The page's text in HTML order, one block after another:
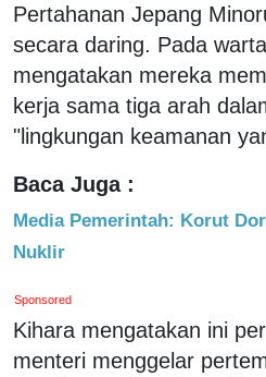
Pertahanan Jepang
secara daring. Pada
mengatakan mereka
kerja sama tiga arah
"lingkungan keamanan
Baca Juga :
Media Pemerintah: Korut
Nuklir
Sponsored
Kihara mengatakan ini
menteri menggelar